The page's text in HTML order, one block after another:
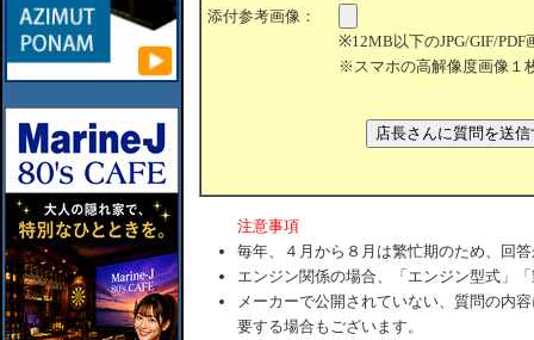
添付参考画像：
※12MB以下のJPG/GIF/PDF
※スマホの高解像度画像１
注意事項
毎年、４月から８月は繁忙期のため、回
エンジン関係の場合、「エンジン型式」
メーカーで公開されていない、質問の内
要する場合もございます。